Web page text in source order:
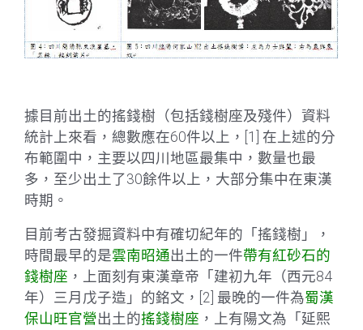
據目前出土的搖錢樹（包括錢樹座及殘件）資料
統計上來看，總數應在60件以上，[1] 在上述的分
布範圍中，主要以四川地區最集中，數量也最
多，至少出土了30餘件以上，大部分集中在東漢
時期。
目前考古發掘資料中有確切紀年的「搖錢樹」，
時間最早的是雲南昭通出土的一件帶有紅砂石的
錢樹座 ，上面刻有東漢章帝「建初九年（西元84
年）三月戊子造」的銘文，[2] 最晚的一件為蜀漢
保山旺官營出土的搖錢樹座 ，上有陽文為「延熙